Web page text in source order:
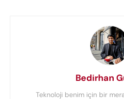
Bedirhan
Teknoloji benim için bir